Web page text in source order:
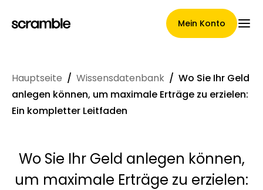
Mein Konto
Hauptseite
Konditionen der
Forderungsabtretung
Hauptseite / Wissensdatenbank / Wo Sie Ihr Geld
anlegen können, um maximale Erträge zu erzielen:
Ein kompletter Leitfaden
Wo Sie Ihr Geld anlegen können,
um maximale Erträge zu erzielen: